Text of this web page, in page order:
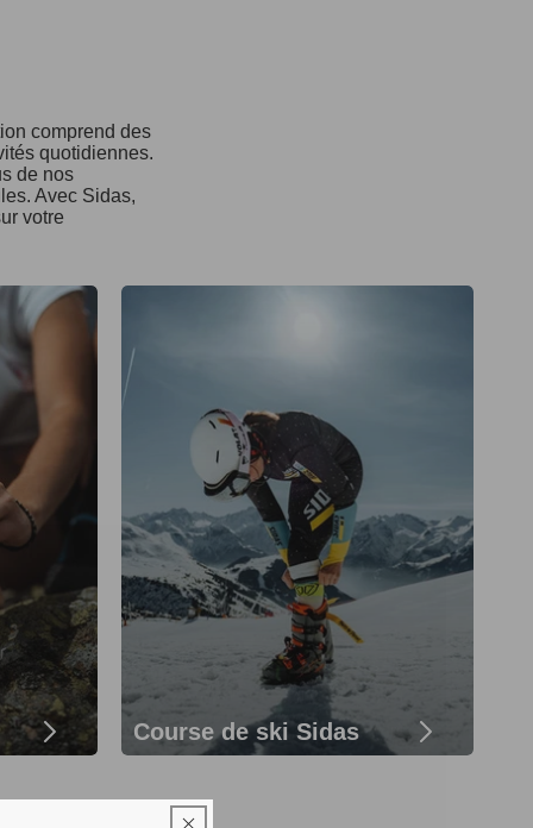
comprend des
quotidiennes.
de nos
Avec Sidas,
votre
Course de ski Sidas